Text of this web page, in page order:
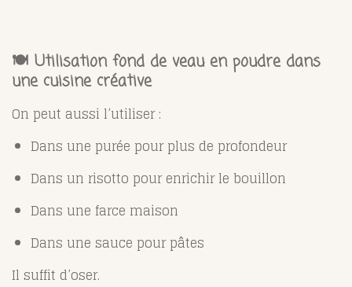
🍽️ Utilisation fond de veau en poudre dans
une cuisine créative
On peut aussi l’utiliser :
Dans une purée pour plus de profondeur
Dans un risotto pour enrichir le bouillon
Dans une farce maison
Dans une sauce pour pâtes
Il suffit d’oser.